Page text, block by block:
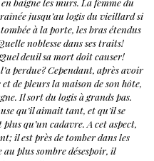
jusqu’au logis du vieillard si
à la porte, les bras étendus
noblesse dans ses traits!
deuil sa mort doit causer!
perdue?Cependant, après avoir
de pleurs la maison de son hôte,
Il sort du logis à grands pas.
qu’il aimait tant, et qu’il se
qu’un cadavre. A cet aspect,
il est près de tomber dans les
plus sombre désespoir, il